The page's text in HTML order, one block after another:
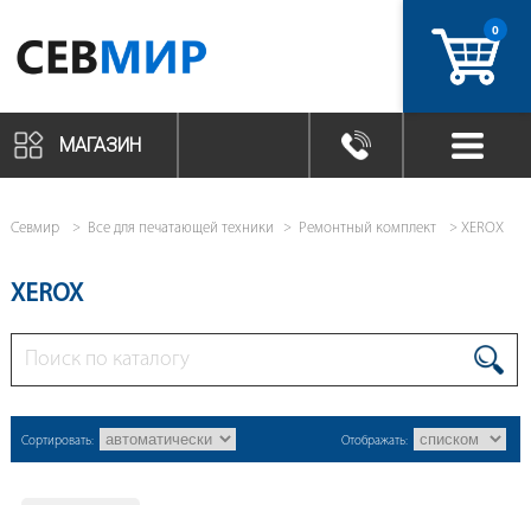
0
МАГАЗИН
Севмир Все для печатающей техники Ремонтный комплект XEROX
XEROX
Сортировать: Отображать: